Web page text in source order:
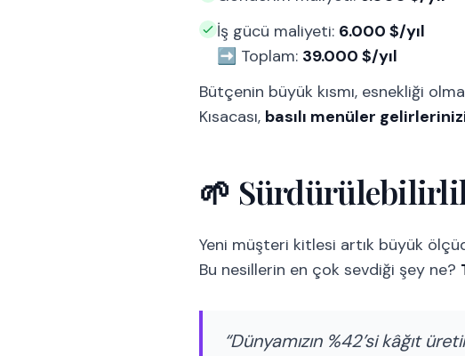
İş gücü maliyeti: 6.000 $/yıl
➡️ Toplam: 39.000 $/yıl
Bütçenin büyük kısmı, esnekliği
Kısacası, basılı menüler
🌱
Yeni müşteri kitlesi artık büyük
Bu nesillerin en çok sevdiği şey ne?
“Dünyamızın %42’si kâğıt